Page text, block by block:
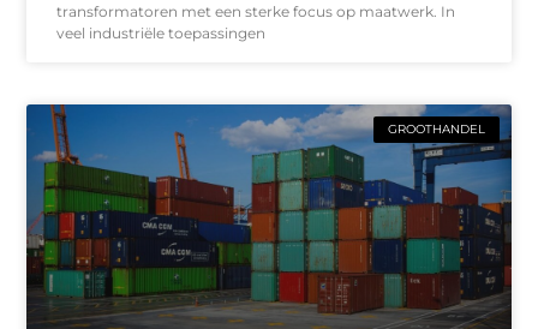
transformatoren met een sterke focus op maatwerk. In
veel industriële toepassingen
GROOTHANDEL